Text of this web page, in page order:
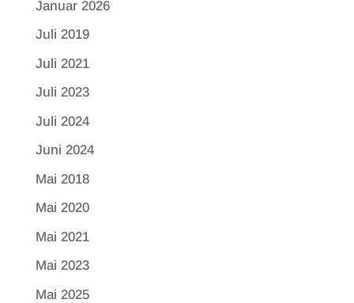
Januar 2026
Juli 2019
Juli 2021
Juli 2023
Juli 2024
Juni 2024
Mai 2018
Mai 2020
Mai 2021
Mai 2023
Mai 2025